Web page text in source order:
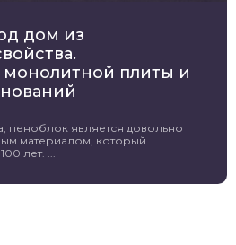
дом из
плиты и
пеноблок является довольно
материалом, который
лет. ...